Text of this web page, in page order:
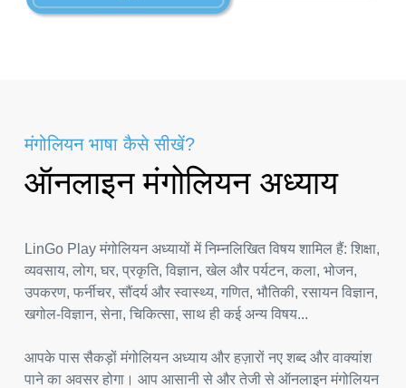
मंगोलियन भाषा कैसे सीखें?
ऑनलाइन मंगोलियन अध्याय
LinGo Play मंगोलियन अध्यायों में निम्नलिखित विषय शामिल हैं: शिक्षा,
व्यवसाय, लोग, घर, प्रकृति, विज्ञान, खेल और पर्यटन, कला, भोजन,
उपकरण, फर्नीचर, सौंदर्य और स्वास्थ्य, गणित, भौतिकी, रसायन विज्ञान,
खगोल-विज्ञान, सेना, चिकित्सा, साथ ही कई अन्य विषय...
आपके पास सैकड़ों मंगोलियन अध्याय और हज़ारों नए शब्द और वाक्यांश
पाने का अवसर होगा। आप आसानी से और तेजी से ऑनलाइन मंगोलियन